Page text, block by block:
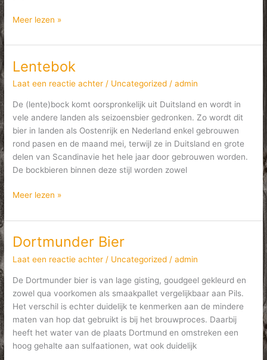
Dunkel
Meer lezen »
Lentebok
Laat een reactie achter / Uncategorized /admin
De (lente)bock komt oorspronkelijk uit Duitsland en wordt in
vele andere landen als seizoensbier gedronken. Zo wordt dit
bier in landen als Oostenrijk en Nederland enkel gebrouwen
rond pasen en de maand mei, terwijl ze in Duitsland en grote
delen van Scandinavie het hele jaar door gebrouwen worden.
De bockbieren binnen deze stijl worden zowel
Lentebok
Meer lezen »
Dortmunder Bier
Laat een reactie achter / Uncategorized /admin
De Dortmunder bier is van lage gisting, goudgeel gekleurd en
zowel qua voorkomen als smaakpallet vergelijkbaar aan Pils.
Het verschil is echter duidelijk te kenmerken aan de mindere
maten van hop dat gebruikt is bij het brouwproces. Daarbij
heeft het water van de plaats Dortmund en omstreken een
hoog gehalte aan sulfaationen, wat ook duidelijk